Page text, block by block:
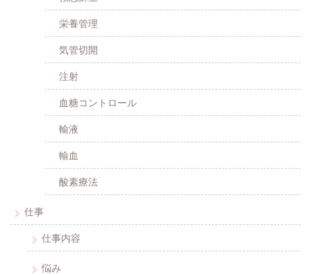
栄養管理
気管切開
注射
血糖コントロール
輸液
輸血
酸素療法
仕事
仕事内容
悩み